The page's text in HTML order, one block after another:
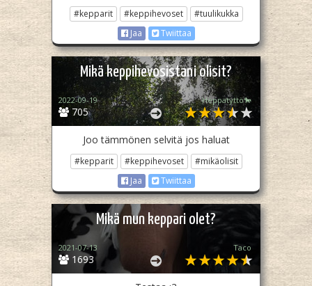
#kepparit #keppihevoset
#tuulikukka
Jaa
Twiittaa
Mikä keppihevosistani olisit?
705
2022-09-19 Heppatyttö🐎
Joo tämmönen selvitä jos haluat
#kepparit #keppihevoset
#mikäolisit
Jaa
Twiittaa
Mikä mun keppari olet?
1693
2021-07-13 Taco